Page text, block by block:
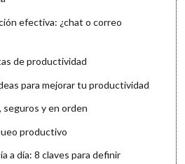
efectiva: ¿chat o correo
de productividad
para mejorar tu productividad
seguros y en orden
productivo
a día: 8 claves para definir